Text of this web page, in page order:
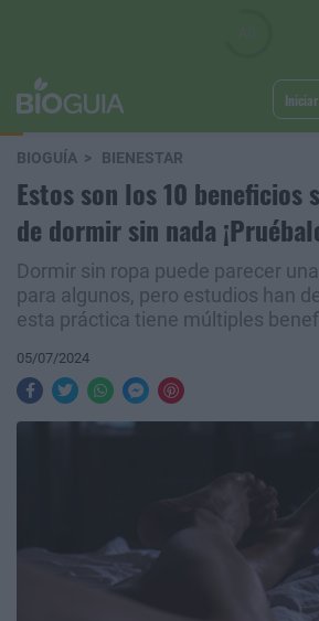
BIOGUÍA BIENESTAR
Estos son los 10 beneficios
de dormir sin nada
Dormir sin ropa puede parecer
para algunos, pero estudios han
esta práctica tiene múltiples
05/07/2024